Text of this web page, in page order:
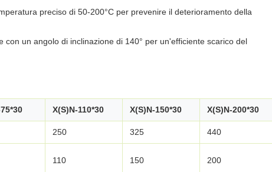
preciso di 50-200°C per prevenire il deterioramento della
con un angolo di inclinazione di 140° per un'efficiente scarico del
X(S)N-110*30 X(S)N-150*30 X(S)N-200*30
250 325 440
110 150 200